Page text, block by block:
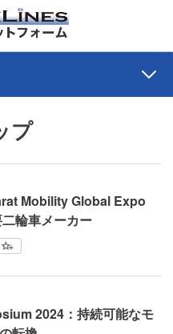
プ
Mobility Global Expo
輪車メーカー
2024：持続可能なモ